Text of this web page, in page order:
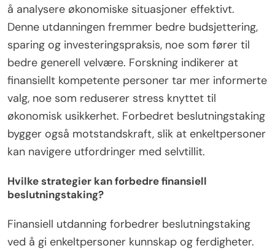
å analysere økonomiske situasjoner effektivt.
Denne utdanningen fremmer bedre budsjettering,
sparing og investeringspraksis, noe som fører til
bedre generell velvære. Forskning indikerer at
finansiellt kompetente personer tar mer informerte
valg, noe som reduserer stress knyttet til
økonomisk usikkerhet. Forbedret beslutningstaking
bygger også motstandskraft, slik at enkeltpersoner
kan navigere utfordringer med selvtillit.
Hvilke strategier kan forbedre finansiell
beslutningstaking?
Finansiell utdanning forbedrer beslutningstaking
ved å gi enkeltpersoner kunnskap og ferdigheter.